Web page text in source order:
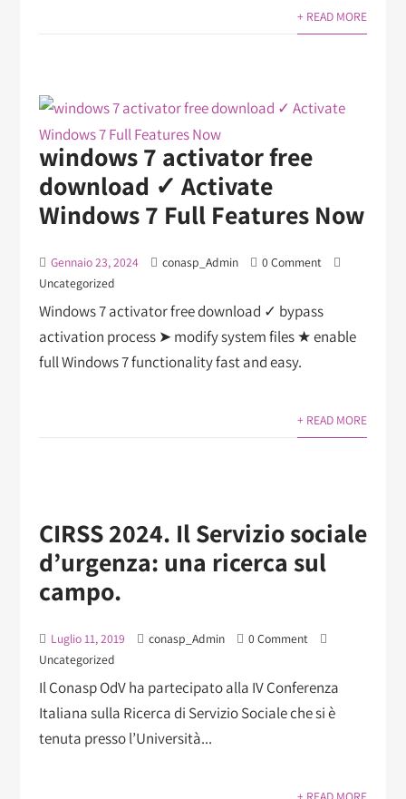
+ READ MORE
windows 7 activator free
download ✓ Activate
Windows 7 Full Features Now
Gennaio 23, 2024 conasp_Admin
0 Comment
Uncategorized
Windows 7 activator free download ✓ bypass
activation process ➤ modify system files ★ enable
full Windows 7 functionality fast and easy.
+ READ MORE
CIRSS 2024. Il Servizio sociale
d’urgenza: una ricerca sul
campo.
Luglio 11, 2019 conasp_Admin
0 Comment
Uncategorized
Il Conasp OdV ha partecipato alla IV Conferenza
Italiana sulla Ricerca di Servizio Sociale che si è
tenuta presso l’Università...